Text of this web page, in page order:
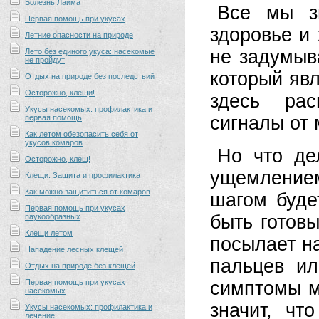
Болезнь Лайма
Первая помощь при укусах
Летние опасности на природе
Лето без единого укуса: насекомые
не пройдут
Отдых на природе без последствий
Осторожно, клещи!
Укусы насекомых: профилактика и
первая помощь
Как летом обезопасить себя от
укусов комаров
Осторожно, клещ!
Клещи. Защита и профилактика
Как можно защититься от комаров
Первая помощь при укусах
паукообразных
Клещи летом
Нападение лесных клещей
Отдых на природе без клещей
Первая помощь при укусах
насекомых
Укусы насекомых: профилактика и
лечение
Все мы
здоровье
не
который
здесь
сигналы от
Но что
шагом
быть
посылает
пальцев
симптомы
значит,